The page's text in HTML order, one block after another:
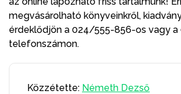
megvásárolható könyveinkről,
érdeklődjön a 024/555-856-os vagy
telefonszámon.
Közzétette: Németh Dezső